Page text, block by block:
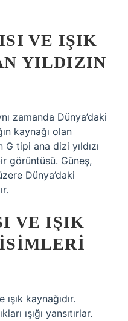
VE IŞIK
YILDIZIN
zamanda Dünya’daki
kaynağı olan
G tipi ana dizi yıldızı
görüntüsü. Güneş,
Dünya’daki
VE IŞIK
kaynağıdır.
ışığı yansıtırlar.